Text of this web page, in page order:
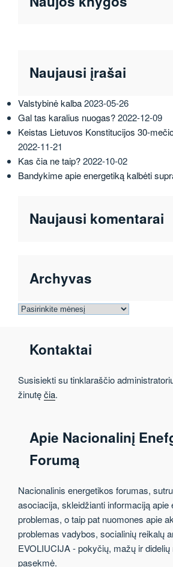
Naujausi įrašai
Valstybinė kalba2023-05-26
Gal tas karalius nuogas?2022-12-09
Keistas Lietuvos Konstitucijos 30-
2022-11-21
Kas čia ne taip?2022-10-02
Bandykime apie energetiką kalbėti
Naujausi komentarai
Archyvas
Archyvas
Kontaktai
Susisiekti su tinklaraščio
žinutęčia.
Apie Nacionalinį
Forumą
Nacionalinis energetikos forumas,
asociacija, skleidžianti informaciją apie
problemas, o taip pat nuomones apie
problemas vadybos, socialinių reikalų
EVOLIUCIJA - pokyčių, mažų ir didelių
pasekmė.